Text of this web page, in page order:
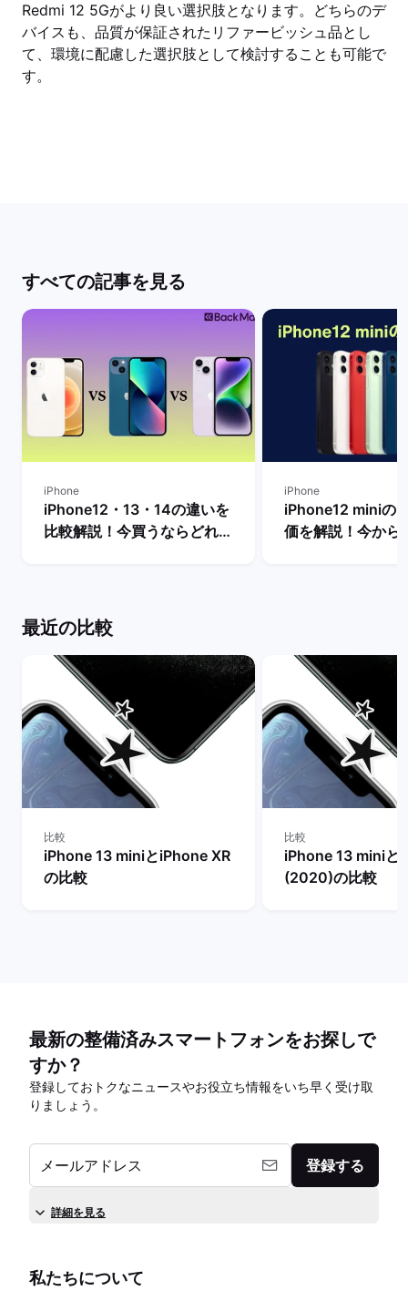
Redmi 12 5Gがより良い選択肢となります。どちらのデ
バイスも、品質が保証されたリファービッシュ品とし
て、環境に配慮した選択肢として検討することも可能で
す。
すべての記事を見る
iPhone
iPhone12・13・14の違いを
比較解説！今買うならどれが
iPhone
iPhone12 miniの
価を解説！今から
最近の比較
比較
iPhone 13 miniとiPhone XR
の比較
比較
iPhone 13 miniと
(2020)の比較
最新の整備済みスマートフォンをお探しで
すか？
登録しておトクなニュースやお役立ち情報をいち早く受け取
りましょう。
メールアドレス 登録する
詳細を見る
私たちについて